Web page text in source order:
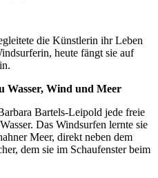
die Künstlerin ihr Leben
heute fängt sie auf
Wasser, Wind und Meer
Bartels-Leipold jede freie
Das Windsurfen lernte sie
Meer, direkt neben dem
dem sie im Schaufenster beim